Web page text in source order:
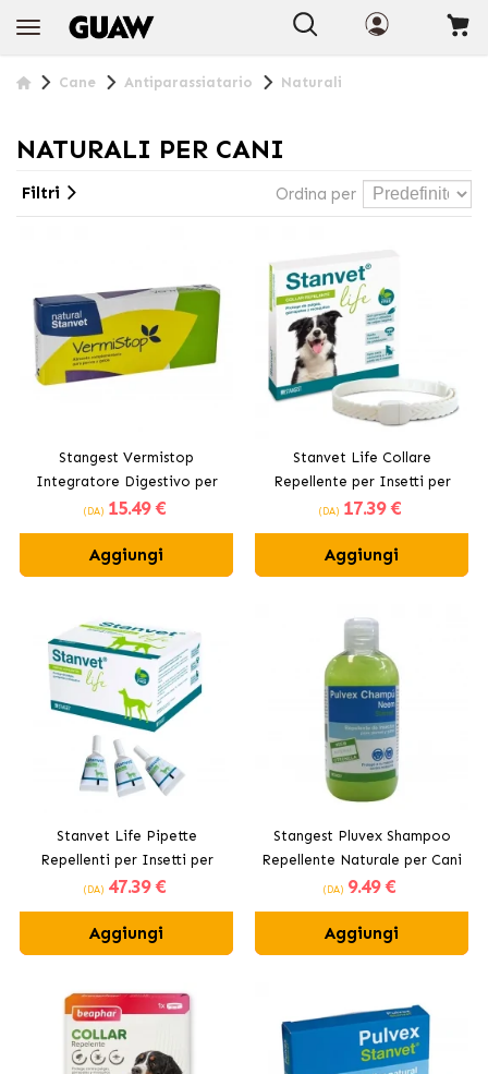
Cane Antiparassiatario Naturali
NATURALI PER CANI
Ordina per
Filtri
Stangest Vermistop
Integratore Digestivo per
Cani e Gatti
(DA) 15.49 €
Aggiungi
Stanvet Life Collare
Repellente per Insetti per
Cani
(DA) 17.39 €
Aggiungi
Stanvet Life Pipette
Repellenti per Insetti per
Cani
(DA) 47.39 €
Aggiungi
Stangest Pluvex Shampoo
Repellente Naturale per Cani
e Gatti
(DA) 9.49 €
Aggiungi